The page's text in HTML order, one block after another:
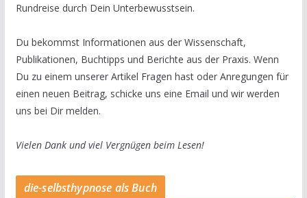
Rundreise durch Dein Unterbewusstsein.
Du bekommst Informationen aus der Wissenschaft,
Publikationen, Buchtipps und Berichte aus der Praxis. Wenn
Du zu einem unserer Artikel Fragen hast oder Anregungen für
einen neuen Beitrag, schicke uns eine Email und wir werden
uns bei Dir melden.
Vielen Dank und viel Vergnügen beim Lesen!
die-selbsthypnose als Buch